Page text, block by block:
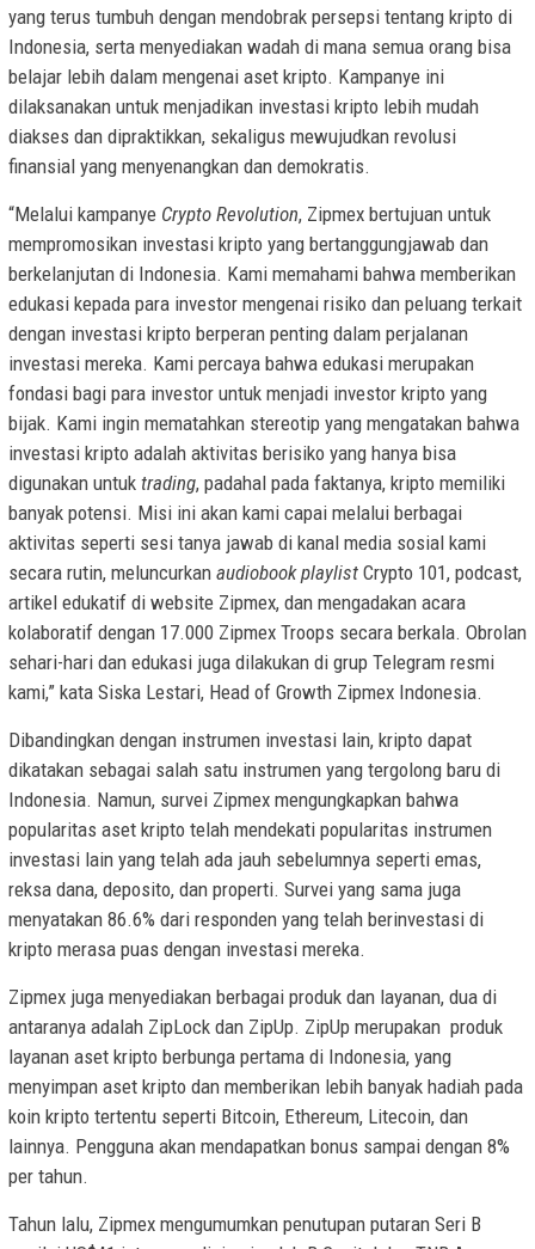
yang terus tumbuh dengan mendobrak persepsi tentang kripto di
Indonesia, serta menyediakan wadah di mana semua orang bisa
belajar lebih dalam mengenai aset kripto. Kampanye ini
dilaksanakan untuk menjadikan investasi kripto lebih mudah
diakses dan dipraktikkan, sekaligus mewujudkan revolusi
finansial yang menyenangkan dan demokratis.
“Melalui kampanye Crypto Revolution, Zipmex bertujuan untuk
mempromosikan investasi kripto yang bertanggungjawab dan
berkelanjutan di Indonesia. Kami memahami bahwa memberikan
edukasi kepada para investor mengenai risiko dan peluang terkait
dengan investasi kripto berperan penting dalam perjalanan
investasi mereka. Kami percaya bahwa edukasi merupakan
fondasi bagi para investor untuk menjadi investor kripto yang
bijak. Kami ingin mematahkan stereotip yang mengatakan bahwa
investasi kripto adalah aktivitas berisiko yang hanya bisa
digunakan untuk trading, padahal pada faktanya, kripto memiliki
banyak potensi. Misi ini akan kami capai melalui berbagai
aktivitas seperti sesi tanya jawab di kanal media sosial kami
secara rutin, meluncurkan audiobook playlist Crypto 101, podcast,
artikel edukatif di website Zipmex, dan mengadakan acara
kolaboratif dengan 17.000 Zipmex Troops secara berkala. Obrolan
sehari-hari dan edukasi juga dilakukan di grup Telegram resmi
kami,” kata Siska Lestari, Head of Growth Zipmex Indonesia.
Dibandingkan dengan instrumen investasi lain, kripto dapat
dikatakan sebagai salah satu instrumen yang tergolong baru di
Indonesia. Namun, survei Zipmex mengungkapkan bahwa
popularitas aset kripto telah mendekati popularitas instrumen
investasi lain yang telah ada jauh sebelumnya seperti emas,
reksa dana, deposito, dan properti. Survei yang sama juga
menyatakan 86.6% dari responden yang telah berinvestasi di
kripto merasa puas dengan investasi mereka.
Zipmex juga menyediakan berbagai produk dan layanan, dua di
antaranya adalah ZipLock dan ZipUp. ZipUp merupakan produk
layanan aset kripto berbunga pertama di Indonesia, yang
menyimpan aset kripto dan memberikan lebih banyak hadiah pada
koin kripto tertentu seperti Bitcoin, Ethereum, Litecoin, dan
lainnya. Pengguna akan mendapatkan bonus sampai dengan 8%
per tahun.
Tahun lalu, Zipmex mengumumkan penutupan putaran Seri B